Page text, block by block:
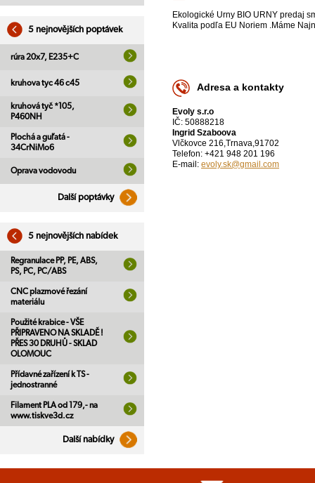
5 nejnovějších poptávek
rúra 20x7, E235+C
kruhova tyc 46 c45
kruhová tyč *105,
P460NH
Plochá a guľatá -
34CrNiMo6
Oprava vodovodu
Další poptávky
5 nejnovějších nabídek
Regranulace PP, PE, ABS,
PS, PC, PC/ABS
CNC plazmové řezání
materiálu
Použité krabice - VŠE
PŘIPRAVENO NA SKLADĚ !
PŘES 30 DRUHŮ - SKLAD
OLOMOUC
Přídavné zařízení k TS -
jednostranné
Filament PLA od 179,- na
www.tiskve3d.cz
Další nabídky
Ekologické Urny BIO URNY predaj
Kvalita podľa EU Noriem .Máme
Adresa a kontakty
Evoly s.r.o
IČ: 50888218
Ingrid Szaboova
Vlčkovce 216,Trnava,91702
Telefon: +421 948 201 196
E-mail: evoly.sk@gmail.com